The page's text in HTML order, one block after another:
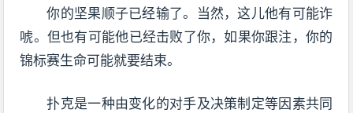
你的坚果顺子已经输了。当然，这儿他有可能诈
唬。但也有可能他已经击败了你，如果你跟注，你的
锦标赛生命可能就要结束。
扑克是一种由变化的对手及决策制定等因素共同